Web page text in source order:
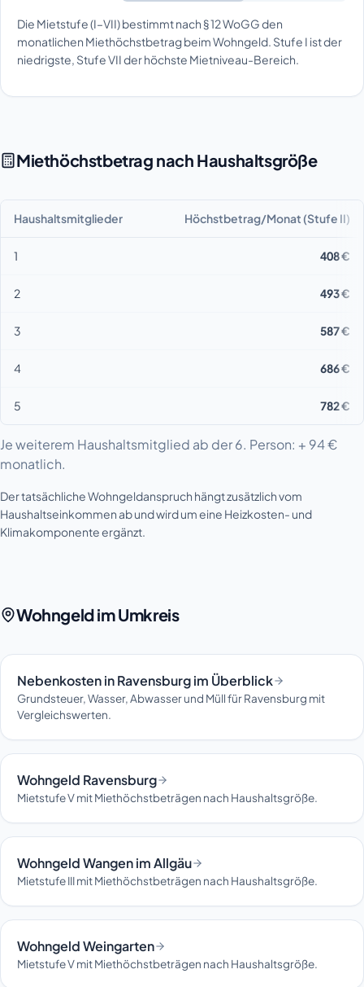
Die Mietstufe (I–VII) bestimmt nach § 12 WoGG den
monatlichen Miethöchstbetrag beim Wohngeld. Stufe I ist der
niedrigste, Stufe VII der höchste Mietniveau-Bereich.
Miethöchstbetrag nach Haushaltsgröße
Haushaltsmitglieder Höchstbetrag/Monat (Stufe II)
1 408 €
2 493 €
3 587 €
4 686 €
5 782 €
Je weiterem Haushaltsmitglied ab der 6. Person: + 94 €
monatlich.
Der tatsächliche Wohngeldanspruch hängt zusätzlich vom
Haushaltseinkommen ab und wird um eine Heizkosten- und
Klimakomponente ergänzt.
Wohngeld im Umkreis
Nebenkosten in Ravensburg im Überblick
Grundsteuer, Wasser, Abwasser und Müll für Ravensburg mit
Vergleichswerten.
Wohngeld Ravensburg
Mietstufe V mit Miethöchstbeträgen nach Haushaltsgröße.
Wohngeld Wangen im Allgäu
Mietstufe III mit Miethöchstbeträgen nach Haushaltsgröße.
Wohngeld Weingarten
Mietstufe V mit Miethöchstbeträgen nach Haushaltsgröße.